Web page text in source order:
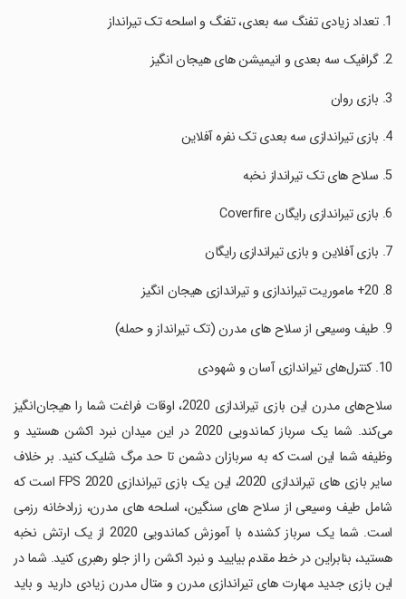
‏سلاح‌های مدرن این بازی تیراندازی 2020، اوقات فراغت شما را هیجان‌انگیز
می‌کند. شما یک سرباز کماندویی 2020 در این میدان نبرد اکشن هستید و
وظیفه شما این است که به سربازان دشمن تا حد مرگ شلیک کنید. بر خلاف
سایر بازی های تیراندازی 2020، این یک بازی تیراندازی FPS 2020 است که
شامل طیف وسیعی از سلاح های سنگین، اسلحه های مدرن، زرادخانه رزمی
است. شما یک سرباز کشنده با آموزش کماندویی 2020 از یک ارتش نخبه
هستید، بنابراین در خط مقدم بیایید و نبرد اکشن را از جلو رهبری کنید. شما در
این بازی جدید مهارت های تیراندازی مدرن و متال مدرن زیادی دارید و باید